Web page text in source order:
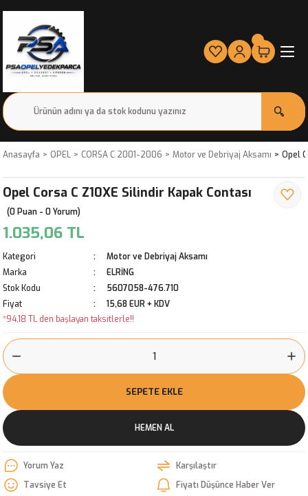
Anasayfa OPEL CORSA C 2001-2006 Motor ve Debriyaj Aksamı Opel
Opel Corsa C Z10XE Silindir Kapak Contası
(0 Puan - 0 Yorum)
1.035,06 TL
Kategori
Motor ve Debriyaj Aksamı
Marka
ELRİNG
Stok Kodu
5607058-476.710
Fiyat
15,68 EUR + KDV
*94,18 TL den başlayan taksitlerle!!
SEPETE EKLE
HEMEN AL
Yorum Yaz
Karşılaştır
Tavsiye Et
Fiyatı Düşünce Haber Ver